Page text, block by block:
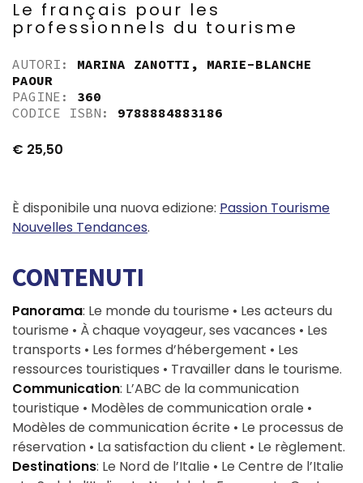
Le français pour les
professionnels du tourisme
AUTORI: MARINA ZANOTTI , MARIE-BLANCHE
PAOUR
PAGINE: 360
CODICE ISBN: 9788884883186
€ 25,50
È disponibile una nuova edizione: Passion Tourisme
Nouvelles Tendances.
CONTENUTI
Panorama: Le monde du tourisme • Les acteurs du
tourisme • À chaque voyageur, ses vacances • Les
transports • Les formes d’hébergement • Les
ressources touristiques • Travailler dans le tourisme.
Communication: L’ABC de la communication
touristique • Modèles de communication orale •
Modèles de communication écrite • Le processus de
réservation • La satisfaction du client • Le règlement.
Destinations: Le Nord de l’Italie • Le Centre de l’Italie